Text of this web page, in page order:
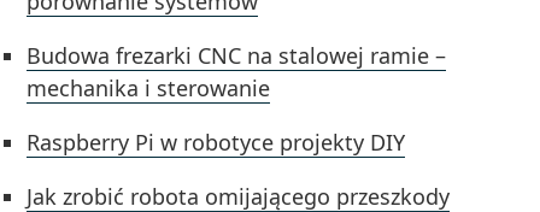
Budowa frezarki CNC na stalowej ramie –
mechanika i sterowanie
Raspberry Pi w robotyce projekty DIY
Jak zrobić robota omijającego przeszkody